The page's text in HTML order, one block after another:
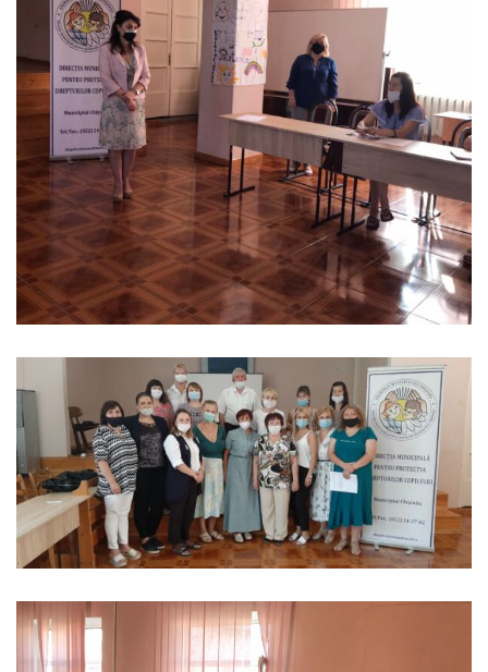
participare
Planuri
de
achiziții
Anticorupție
Știri
și
Acte
și
regulamente
Legislație
internațională
Legislație